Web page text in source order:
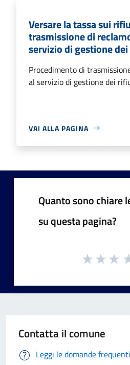
Versare la tassa sui
trasmissione di
servizio di gestione
Procedimento di
al servizio di gestione dei
VAI ALLA PAGINA
Quanto sono chiare
su questa pagina?
Contatta il comune
Leggi le domande frequenti